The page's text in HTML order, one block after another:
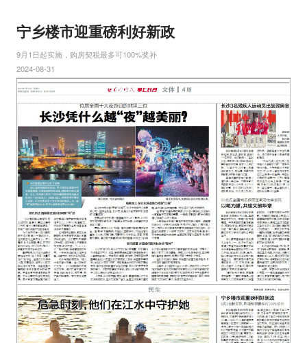
宁乡楼市迎重磅利好新政
9月1日起实施，购房契税最多可100%奖补
2024-08-31